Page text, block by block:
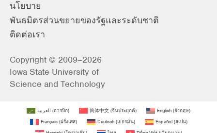
นโยบาย
พันธมิตรส่วนขยายของรัฐและระดับชาติ
ติดต่อเรา
Copyright © 2009–2026
Iowa State University of
Science and Technology
العربية (อารบิก) 简体中文 (จีนประยุกต์) English (อังกฤษ)
Français(ฝรั่งเศส) Deutsch(เยอรมัน) Español(สเปน)